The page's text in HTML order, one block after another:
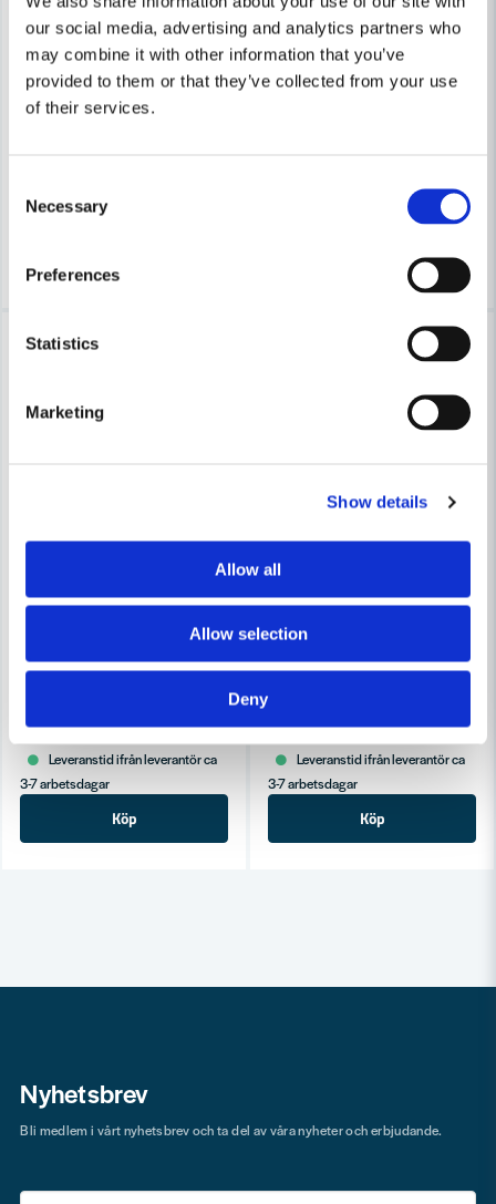
our social media, advertising and analytics partners who
may combine it with other information that you’ve
provided to them or that they’ve collected from your use
of their services.
Selection
Necessary
Preferences
Statistics
Marketing
Show details
Allow all
Allow selection
Deny
COBOLT
Cobolt Kvartsstavfräs R=9.5 D=32
3-7 arbetsdagar
COBOLT
Leveranstid ifrån leverantör ca
Cobolt Kvartsstavfräs R=20 D=53 S=8
1 273 kr
1 187 kr
Leveranstid ifrån leverantör ca
3-7 arbetsdagar
Köp
-7%
COBOLT
Cobolt Kvartsstavfräs R=12.7
569 kr
531 kr
Leveranstid ifrån leverantör ca
3-7 arbetsdagar
Köp
Nyhetsbrev
Bli medlem i vårt nyhetsbrev och ta del av våra nyheter och erbjudande.